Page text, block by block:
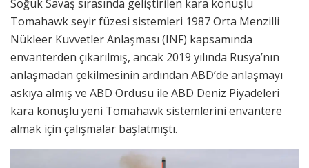
Soğuk Savaş sırasında geliştirilen kara konuşlu
Tomahawk seyir füzesi sistemleri 1987 Orta Menzilli
Nükleer Kuvvetler Anlaşması (INF) kapsamında
envanterden çıkarılmış, ancak 2019 yılında Rusya’nın
anlaşmadan çekilmesinin ardından ABD’de anlaşmayı
askıya almış ve ABD Ordusu ile ABD Deniz Piyadeleri
kara konuşlu yeni Tomahawk sistemlerini envantere
almak için çalışmalar başlatmıştı.